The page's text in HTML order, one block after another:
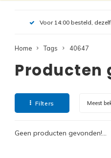
Voor 14:00 besteld,
Home Tags 40647
Producten
Filters Meest
Geen producten gevonden!...